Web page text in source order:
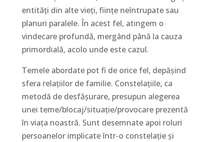
entități din alte vieți, ființe neîntrupate sau
planuri paralele. În acest fel, atingem o
vindecare profundă, mergând până la cauza
primordială, acolo unde este cazul.
Temele abordate pot fi de orice fel, depășind
sfera relațiilor de familie. Constelațiile, ca
metodă de desfășurare, presupun alegerea
unei teme/blocaj/situație/provocare prezentă
în viața noastră. Sunt desemnate apoi roluri
persoanelor implicate într-o constelație și